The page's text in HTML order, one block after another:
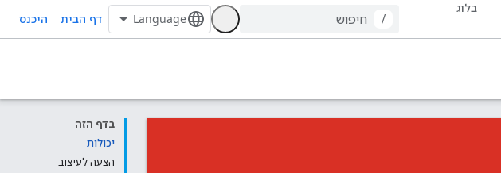
בלוג
/ דף הבית היכנס
בדף הזה
יכולות
הצעה לעיצוב